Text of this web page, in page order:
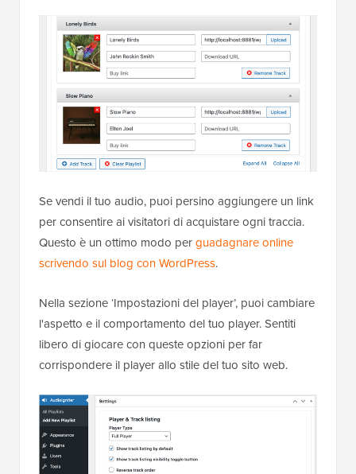
Se vendi il tuo audio, puoi persino aggiungere un link
per consentire ai visitatori di acquistare ogni traccia.
Questo è un ottimo modo perguadagnare online
scrivendo sul blog con WordPress.
Nella sezione ‘Impostazioni del player’, puoi cambiare
l'aspetto e il comportamento del tuo player. Sentiti
libero di giocare con queste opzioni per far
corrispondere il player allo stile del tuo sito web.